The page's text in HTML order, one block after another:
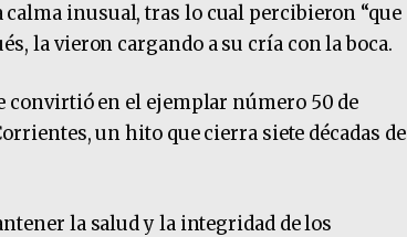
calma inusual, tras lo cual percibieron “que
la vieron cargando a su cría con la boca.
convirtió en el ejemplar número 50 de
un hito que cierra siete décadas de
la salud y la integridad de los